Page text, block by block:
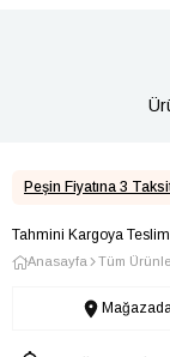
Peşin Fiyatına 3
Tahmini Kargoya
Anasayfa Tüm